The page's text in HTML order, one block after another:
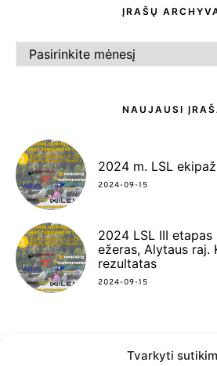
Tvarkyti
ĮRAŠŲ
ARCHYVAS
NAUJAUSI
2024 m. LSL
2024-09-15
2024 LSL III
ežeras, Alytaus raj.
rezultatas
2024-09-15